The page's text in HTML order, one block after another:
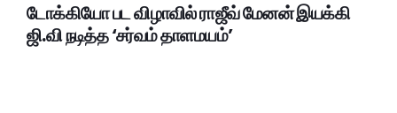
டோக்கியோ பட விழாவில் ராஜீவ் மேனன் இயக்கி
ஜி.வி நடித்த ‘சர்வம் தாளமயம்’